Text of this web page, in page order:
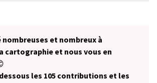
nombreuses et nombreux à
cartographie et nous vous en
les 105 contributions et les